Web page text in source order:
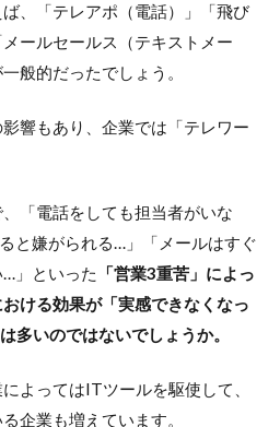
、「テレアポ（電話）」「飛び
ールセールス（テキストメー
般的だったでしょう。
響もあり、企業では「テレワー
「電話をしても担当者がいな
と嫌がられる…」「メールはすぐ
」といった
「営業3重苦」によっ
ける効果が「実感できなくなっ
多いのではないでしょうか。
よってはITツールを駆使して、
企業も増えています。